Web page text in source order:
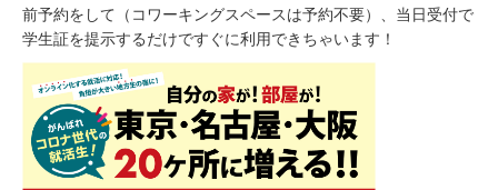
前予約をして（コワーキングスペースは予約不要）、当日受付で
学生証を提示するだけですぐに利用できちゃいます！